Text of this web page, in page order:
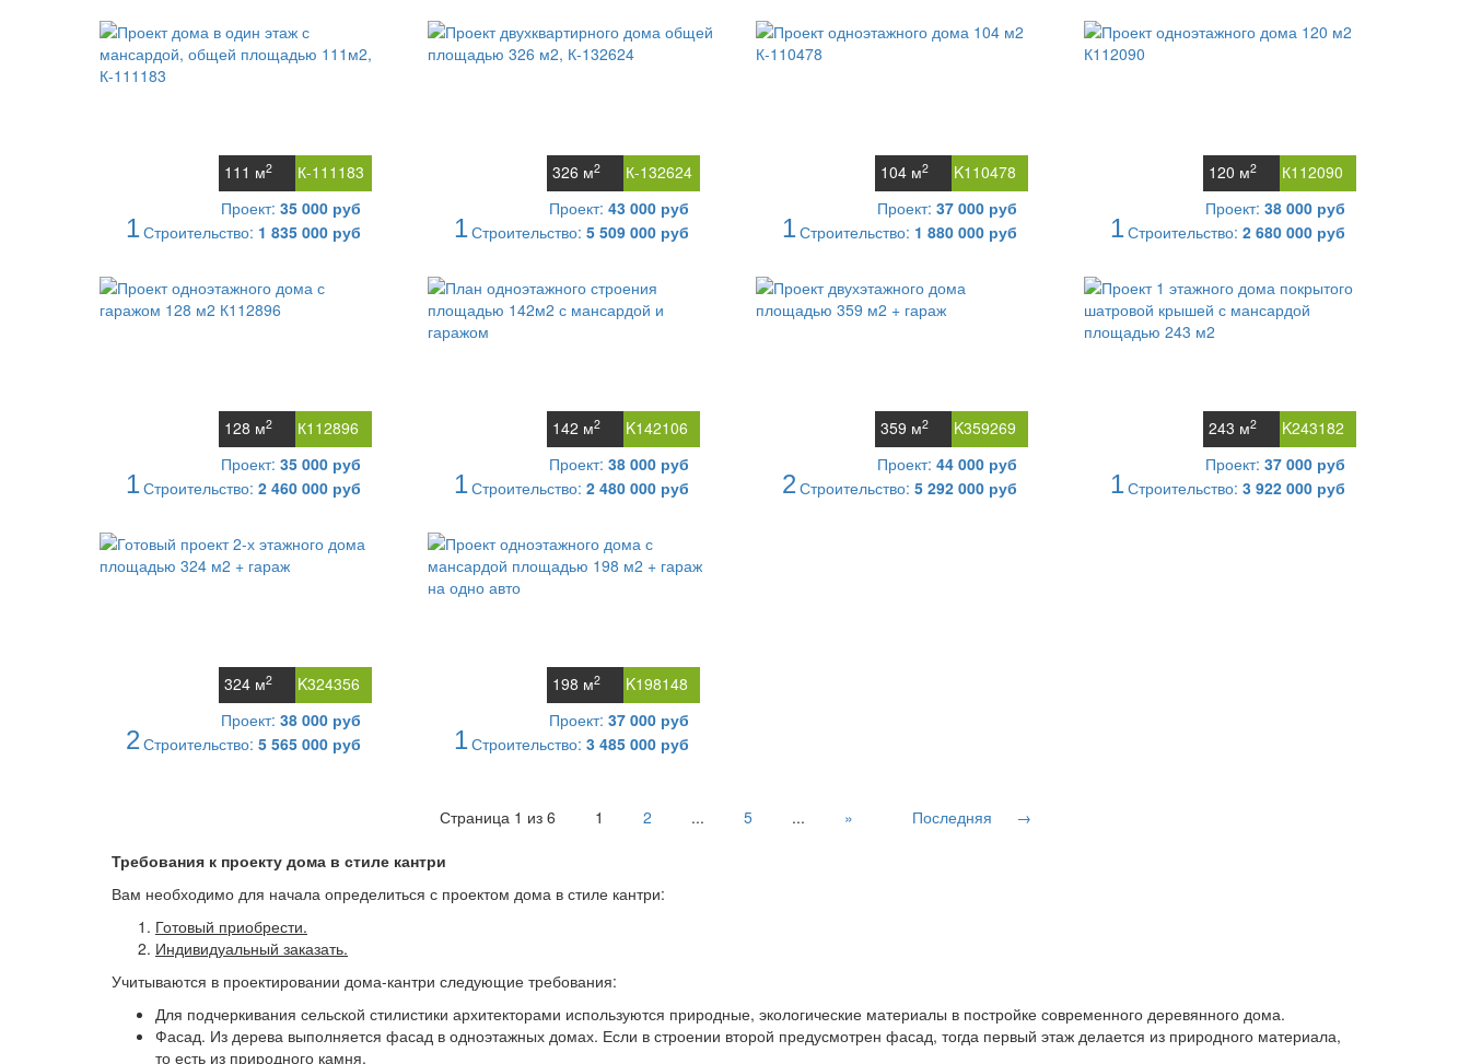
К-111183
111 м2
1
Проект: 35 000 руб
Строительство: 1 835 000 руб
К-132624
326 м2
1
Проект: 43 000 руб
Строительство: 5 509 000 руб
K110478
104 м2
1
Проект: 37 000 руб
Строительство: 1 880 000 руб
К112090
120 м2
1
Проект: 38 000 руб
Строительство: 2 680 000 руб
К112896
128 м2
1
Проект: 35 000 руб
Строительство: 2 460 000 руб
K142106
142 м2
1
Проект: 38 000 руб
Строительство: 2 480 000 руб
K359269
359 м2
2
Проект: 44 000 руб
Строительство: 5 292 000 руб
K243182
243 м2
1
Проект: 37 000 руб
Строительство: 3 922 000 руб
K324356
324 м2
2
Проект: 38 000 руб
Строительство: 5 565 000 руб
K198148
198 м2
1
Проект: 37 000 руб
Строительство: 3 485 000 руб
Страница 1 из 6 1 2 ... 5 ... » Последняя
→
Требования к проекту дома в стиле кантри
Вам необходимо для начала определиться с проектом дома в стиле кантри:
Готовый приобрести.
Индивидуальный заказать.
Учитываются в проектировании дома-кантри следующие требования:
Для подчеркивания сельской стилистики архитекторами используются природные, экологические материалы в постройке современного деревянного дома.
Фасад. Из дерева выполняется фасад в одноэтажных домах. Если в строении второй предусмотрен фасад, тогда первый этаж делается из природного материала,
то есть из природного камня.